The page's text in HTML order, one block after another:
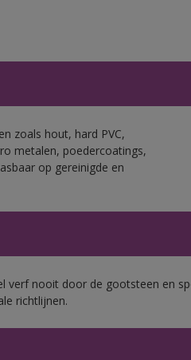
zoals hout, hard PVC,
metalen, poedercoatings,
op gereinigde en
verf nooit door de gootsteen en
richtlijnen.